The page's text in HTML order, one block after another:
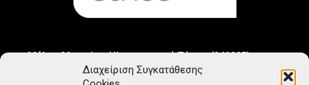
Διαχείριση Συγκατάθεσης
Μέλος Μητρώου Ηλεκτρονικού Τύπου (242225)